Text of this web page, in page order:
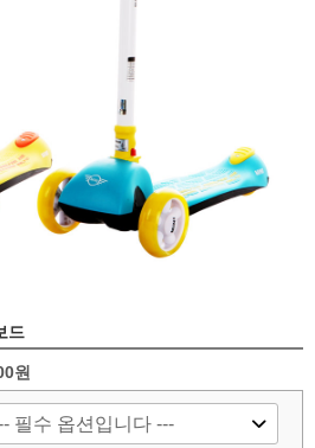
드
원